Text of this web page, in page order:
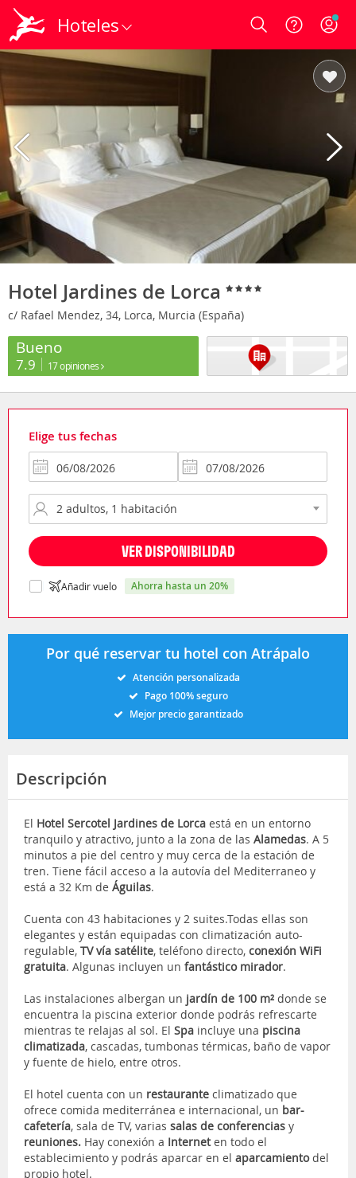
Hoteles Login
Hotel Jardines de Lorca
c/ Rafael Mendez, 34, Lorca, Murcia (España)
Bueno
7.9 17 opiniones
Elige tus fechas
VER DISPONIBILIDAD
Añadir vuelo ahorra hasta un 20%
Por qué reservar tu hotel con Atrápalo
Atención personalizada
Pago 100% seguro
Mejor precio garantizado
Descripción
El Hotel Sercotel Jardines de Lorca está en un entorno
tranquilo y atractivo, junto a la zona de las Alamedas. A 5
minutos a pie del centro y muy cerca de la estación de
tren. Tiene fácil acceso a la autovía del Mediterraneo y
está a 32 Km de Águilas.
Cuenta con 43 habitaciones y 2 suites.Todas ellas son
elegantes y están equipadas con climatización auto-
regulable, TV vía satélite, teléfono directo, conexión WiFi
gratuita. Algunas incluyen un fantástico mirador.
Las instalaciones albergan un jardín de 100 m² donde se
encuentra la piscina exterior donde podrás refrescarte
mientras te relajas al sol. El Spa incluye una piscina
climatizada, cascadas, tumbonas térmicas, baño de vapor
y fuente de hielo, entre otros.
El hotel cuenta con un restaurante climatizado que
ofrece comida mediterránea e internacional, un bar-
cafetería, sala de TV, varias salas de conferencias y
reuniones. Hay conexión a Interneten todo el
establecimiento y podrás aparcar en el aparcamientodel
propio hotel.